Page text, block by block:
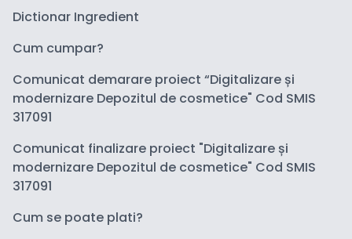
Dictionar Ingredient
Cum cumpar?
Comunicat demarare proiect “Digitalizare și
modernizare Depozitul de cosmetice" Cod SMIS
317091
Comunicat finalizare proiect "Digitalizare și
modernizare Depozitul de cosmetice" Cod SMIS
317091
Cum se poate plati?